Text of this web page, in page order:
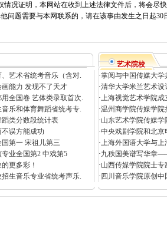
情况证明，本网站在收到上述法律文件后，将会尽
问题需要与本网联系的，请在该事由发生之日起30
艺术省统考音乐（含对.
能力 发现不了天才
全国卷 艺体类录取首次.
乐和体育舞蹈省统考专.
类分数段统计表
误方能成功
第一 宋祖儿第三
业全国第2 中戏第5
更多彩！
生音乐专业省统考声乐.
艺术院校
·掌阅与中国传媒大学
·清华大学米兰艺术
·上海视觉艺术学院
·温州商学院传媒学
·山东艺术学院传媒学
·中央戏剧学院和北京
·上海外国语大学与
·九秩国美谱写华章
·山西传媒学院院士专
· 四川音乐学院原创